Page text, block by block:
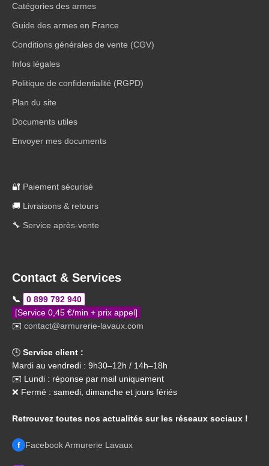
Catégories des armes
Guide des armes en France
Conditions générales de vente (CGV)
Infos légales
Politique de confidentialité (RGPD)
Plan du site
Documents utiles
Envoyer mes documents
🔐 Paiement sécurisé
🚚 Livraisons & retours
🔧 Service après-vente
Contact & Services
📞
0 899 792 940
[Service 0,45 €/min + prix appel]
✉️ contact@armurerie-lavaux.com
🕒 Service client :
Mardi au vendredi : 9h30–12h / 14h–18h
✉️ Lundi : réponse par mail uniquement
❌ Fermé : samedi, dimanche et jours fériés
Retrouvez toutes nos actualités sur les réseaux sociaux !
f Facebook Armurerie Lavaux